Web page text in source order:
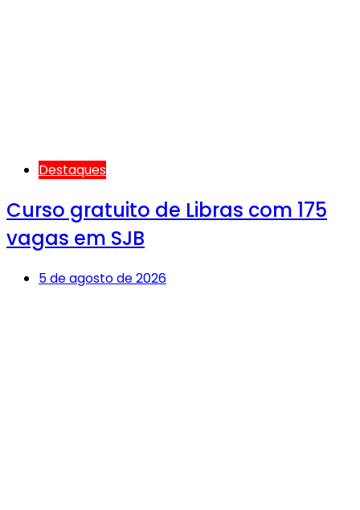
Destaques
Curso gratuito de Libras com 175
vagas em SJB
5 de agosto de 2026